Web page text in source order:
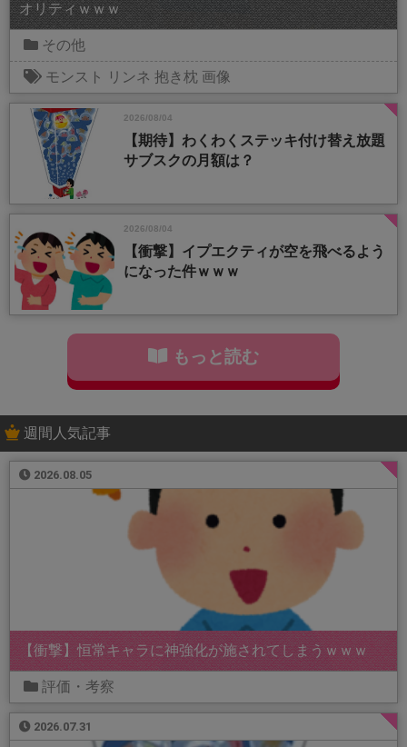
オリティｗｗｗ
その他
モンスト リンネ 抱き枕 画像
2026/08/04
【期待】わくわくステッキ付け替え放題
サブスクの月額は？
2026/08/04
【衝撃】イプエクティが空を飛べるよう
になった件ｗｗｗ
もっと読む
週間人気記事
2026.08.05
【衝撃】恒常キャラに神強化が施されてしまうｗｗｗ
評価・考察
2026.07.31